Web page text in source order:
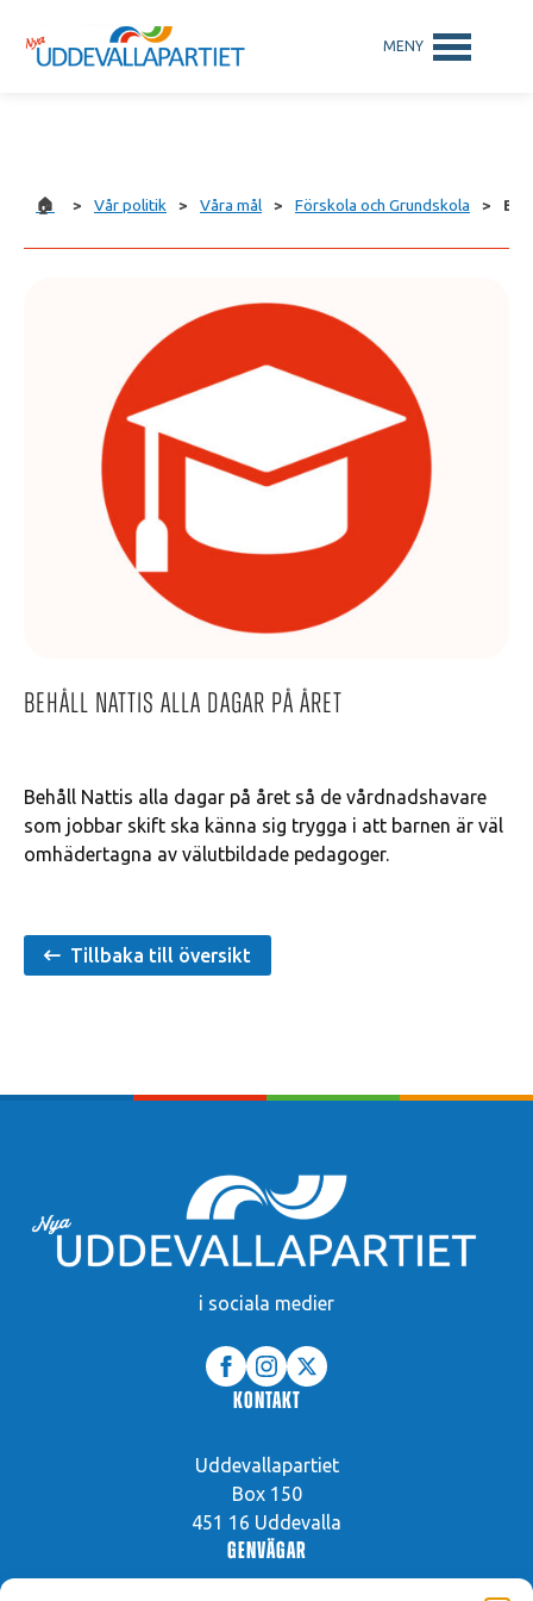
🏠 > Vår politik > Våra mål > Förskola och Grundskola >
Behåll Nattis alla dagar på året
Behåll Nattis alla dagar på året så de vårdnadshavare
som jobbar skift ska känna sig trygga i att barnen är väl
omhädertagna av välutbildade pedagoger.
Tillbaka till översikt
i sociala medier
Kontakt
Uddevallapartiet
Box 150
451 16 Uddevalla
Genvägar